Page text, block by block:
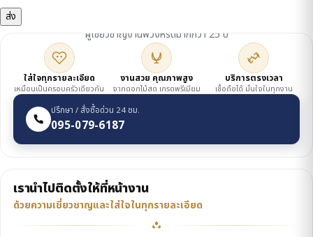
ผู้เชี่ยวชาญงานพวงหรีดมากกว่า 25 ปี
ใส่ใจทุกรายละเอียด
เหมือนเป็นครอบครัวเดียวกัน
งานสวย คุณภาพสูง
จากดอกไม้สด เกรดพรีเมียม
บริการตรงเวลา
เชื่อถือได้ มั่นใจในทุกงาน
ปรึกษา / สั่งซื้อด่วน 24 ชม.
095-079-6187
เรานำไปติดตั้งให้ที่หน้างาน
ด้วยความเชี่ยวชาญและใส่ใจในทุกรายละเอียด